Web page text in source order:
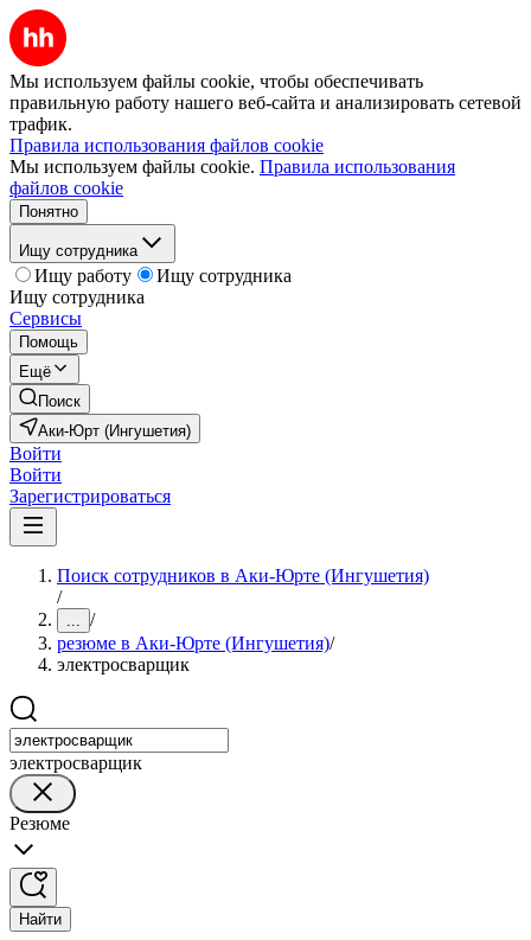
Мы используем файлы cookie, чтобы обеспечивать
правильную работу нашего веб-сайта и анализировать сетевой
трафик.
Правила использования файлов cookie
Мы используем файлы cookie. Правила использования
файлов cookie
Понятно
Ищу сотрудника
Ищу работу
Ищу сотрудника
Ищу сотрудника
Сервисы
Помощь
Ещё
Поиск
Аки-Юрт (Ингушетия)
Войти
Войти
Зарегистрироваться
Поиск сотрудников в Аки-Юрте (Ингушетия)
/
... /
резюме в Аки-Юрте (Ингушетия)/
электросварщик
электросварщик
Резюме
Найти